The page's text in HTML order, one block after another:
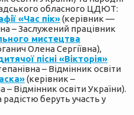
обласного ЦДЮТ:
«Час пік»(керівник —
– Заслужений працівник
мистецтва
Олена Сергіївна),
пісні «Вікторія»
– Відмінник освіти
(керівник –
– Відмінник освіти України).
радістю беруть участь у